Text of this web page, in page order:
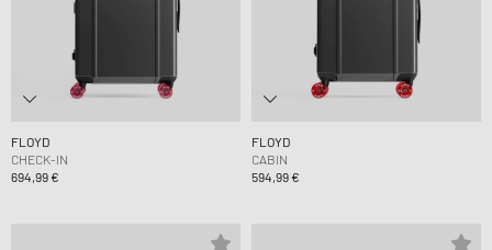
FLOYD
CHECK-IN
694,99 €
FLOYD
CABIN
594,99 €